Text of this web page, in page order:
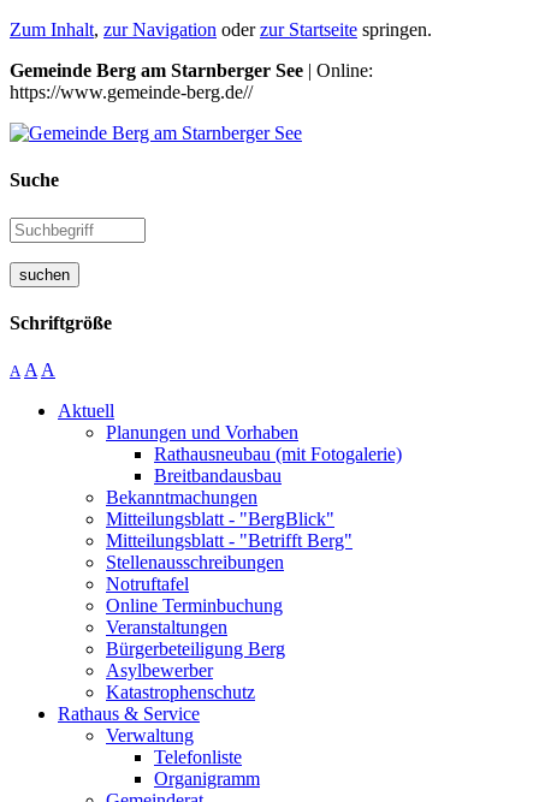
Zum Inhalt, zur Navigation oderzur Startseite springen.
Gemeinde Berg am Starnberger See | Online:
https://www.gemeinde-berg.de//
Suche
suchen
Schriftgröße
A A A
Aktuell
Planungen und Vorhaben
Rathausneubau (mit Fotogalerie)
Breitbandausbau
Bekanntmachungen
Mitteilungsblatt - "BergBlick"
Mitteilungsblatt - "Betrifft Berg"
Stellenausschreibungen
Notruftafel
Online Terminbuchung
Veranstaltungen
Bürgerbeteiligung Berg
Asylbewerber
Katastrophenschutz
Rathaus & Service
Verwaltung
Telefonliste
Organigramm